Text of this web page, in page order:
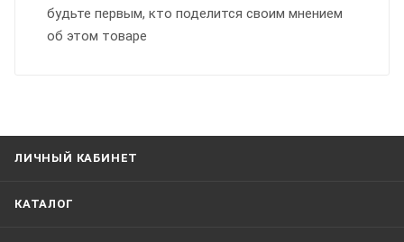
будьте первым, кто поделится своим мнением
об этом товаре
ЛИЧНЫЙ КАБИНЕТ
КАТАЛОГ